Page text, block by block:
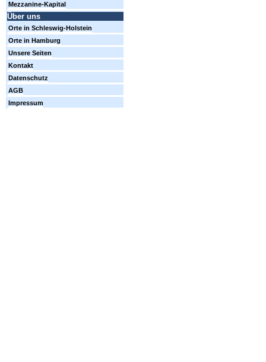
Mezzanine-Kapital
Über uns
Orte in Schleswig-Holstein
Orte in Hamburg
Unsere Seiten
Kontakt
Datenschutz
AGB
Impressum